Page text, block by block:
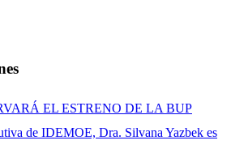
EL ESTRENO DE LA BUP
de IDEMOE, Dra. Silvana Yazbek es